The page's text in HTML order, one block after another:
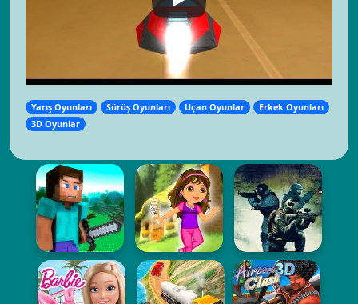
Yarış Oyunları Sürüş Oyunları Uçan Oyunlar
Erkek Oyunları
3D Oyunlar